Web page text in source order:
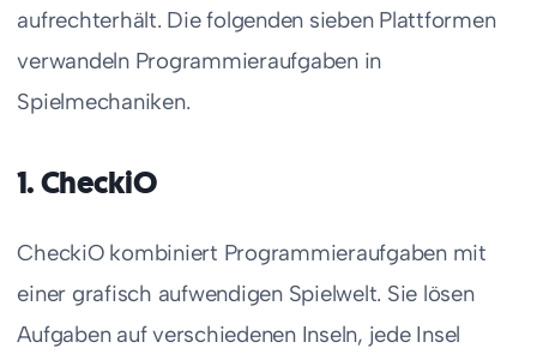
aufrechterhält. Die folgenden sieben Plattformen
verwandeln Programmieraufgaben in
Spielmechaniken.
1. CheckiO
CheckiO kombiniert Programmieraufgaben mit
einer grafisch aufwendigen Spielwelt. Sie lösen
Aufgaben auf verschiedenen Inseln, jede Insel